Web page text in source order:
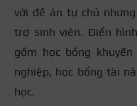
với đề án tự chủ
trợ sinh viên. Điển
gồm học bổng
nghiệp, học bổng tài
học.